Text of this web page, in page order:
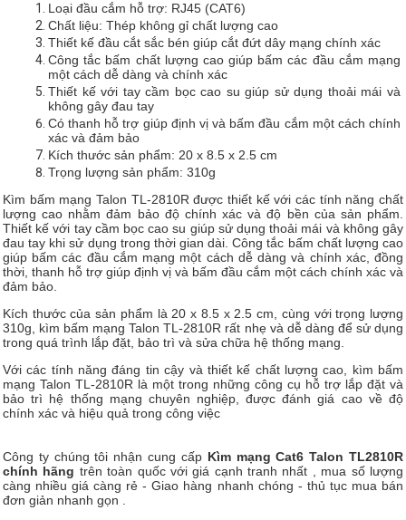
Loại đầu cắm hỗ trợ: RJ45 (CAT6)
Chất liệu: Thép không gỉ chất lượng cao
Thiết kế đầu cắt sắc bén giúp cắt đứt dây mạng chính xác
Công tắc bấm chất lượng cao giúp bấm các đầu cắm mạng
một cách dễ dàng và chính xác
Thiết kế với tay cầm bọc cao su giúp sử dụng thoải mái và
không gây đau tay
Có thanh hỗ trợ giúp định vị và bấm đầu cắm một cách chính
xác và đảm bảo
Kích thước sản phẩm: 20 x 8.5 x 2.5 cm
Trọng lượng sản phẩm: 310g
Kìm bấm mạng Talon TL-2810R được thiết kế với các tính năng chất
lượng cao nhằm đảm bảo độ chính xác và độ bền của sản phẩm.
Thiết kế với tay cầm bọc cao su giúp sử dụng thoải mái và không gây
đau tay khi sử dụng trong thời gian dài. Công tắc bấm chất lượng cao
giúp bấm các đầu cắm mạng một cách dễ dàng và chính xác, đồng
thời, thanh hỗ trợ giúp định vị và bấm đầu cắm một cách chính xác và
đảm bảo.
Kích thước của sản phẩm là 20 x 8.5 x 2.5 cm, cùng với trọng lượng
310g, kìm bấm mạng Talon TL-2810R rất nhẹ và dễ dàng để sử dụng
trong quá trình lắp đặt, bảo trì và sửa chữa hệ thống mạng.
Với các tính năng đáng tin cậy và thiết kế chất lượng cao, kìm bấm
mạng Talon TL-2810R là một trong những công cụ hỗ trợ lắp đặt và
bảo trì hệ thống mạng chuyên nghiệp, được đánh giá cao về độ
chính xác và hiệu quả trong công việc
Công ty chúng tôi nhận cung cấp Kìm mạng Cat6 Talon TL2810R
chính hãng trên toàn quốc với giá cạnh tranh nhất , mua số lượng
càng nhiều giá càng rẻ - Giao hàng nhanh chóng - thủ tục mua bán
đơn giản nhanh gọn .